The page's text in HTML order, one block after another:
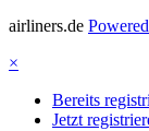
airliners.de
×
Bereits
Jetzt